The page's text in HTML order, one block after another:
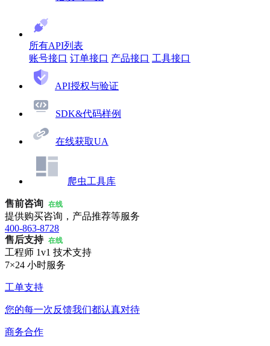
所有API列表
账号接口 订单接口 产品接口 工具接口
API授权与验证
SDK&代码样例
在线获取UA
爬虫工具库
售前咨询 在线
提供购买咨询，产品推荐等服务
400-863-8728
售后支持 在线
工程师 1v1 技术支持
7×24 小时服务
工单支持
您的每一次反馈我们都认真对待
商务合作